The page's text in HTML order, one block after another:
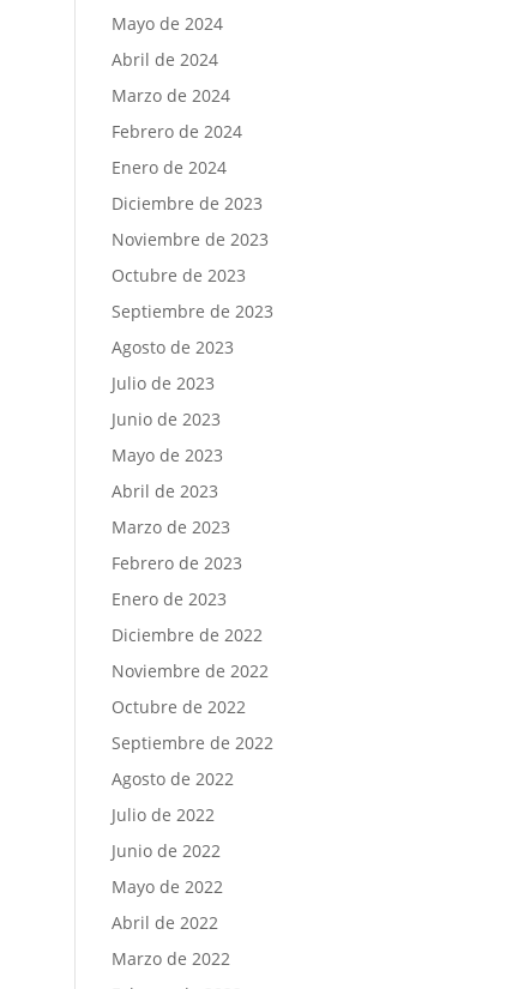
Mayo de 2024
Abril de 2024
Marzo de 2024
Febrero de 2024
Enero de 2024
Diciembre de 2023
Noviembre de 2023
Octubre de 2023
Septiembre de 2023
Agosto de 2023
Julio de 2023
Junio de 2023
Mayo de 2023
Abril de 2023
Marzo de 2023
Febrero de 2023
Enero de 2023
Diciembre de 2022
Noviembre de 2022
Octubre de 2022
Septiembre de 2022
Agosto de 2022
Julio de 2022
Junio de 2022
Mayo de 2022
Abril de 2022
Marzo de 2022